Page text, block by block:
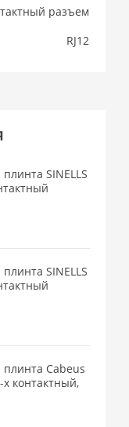
разъем
RJ12
SINELLS
SINELLS
Cabeus
х контактный,